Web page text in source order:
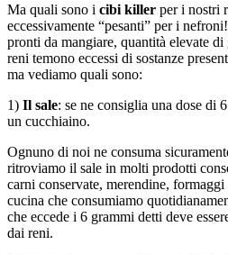
Ma quali sono i cibi killer per i nostri
eccessivamente “pesanti” per i
pronti da mangiare, quantità elevate
reni temono eccessi di sostanze
ma vediamo quali sono:
1) Il sale: se ne consiglia una dose di
un cucchiaino.
Ognuno di noi ne consuma
ritroviamo il sale in molti prodotti
carni conservate, merendine,
cucina che consumiamo
che eccede i 6 grammi detti deve
dai reni.